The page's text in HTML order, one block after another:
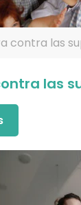
contra las
las